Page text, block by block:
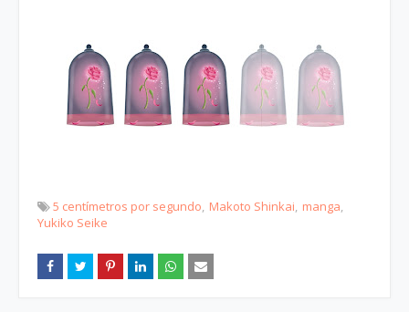
5 centímetros por segundo Makoto Shinkai manga
Yukiko Seike